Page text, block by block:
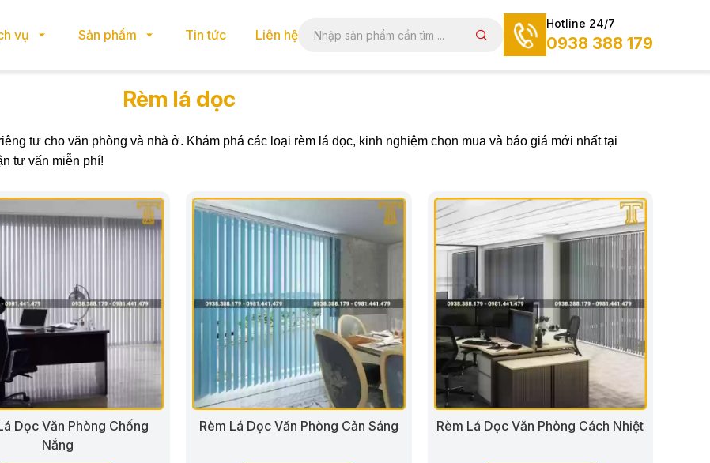
vụ Sản phẩm Tin tức Liên hệ
Hotline 24/7
0938 388 179
Rèm lá dọc
tư cho văn phòng và nhà ở. Khám phá các loại rèm lá dọc, kinh nghiệm chọn mua và báo giá mới nhất tại
tư vấn miễn phí!
Dọc Văn Phòng Chống
Nắng
Rèm Lá Dọc Văn Phòng Cản Sáng Rèm Lá Dọc Văn Phòng Cách Nhiệt